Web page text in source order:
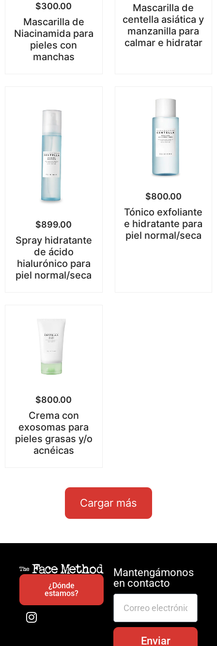
$300.00
Mascarilla de
Niacinamida para
pieles con
manchas
Mascarilla de
centella asiática y
manzanilla para
calmar e hidratar
$899.00
Spray hidratante
de ácido
hialurónico para
piel normal/seca
$800.00
Tónico exfoliante
e hidratante para
piel normal/seca
$800.00
Crema con
exosomas para
pieles grasas y/o
acnéicas
Cargar más
¿Dónde
estamos?
Mantengámonos
en contacto
Enviar